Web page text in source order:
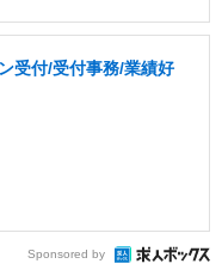
受付/受付事務/業績好
Sponsored by